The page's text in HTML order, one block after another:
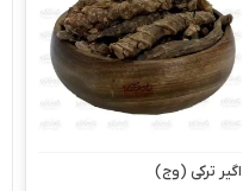
اگیر ترکی (وج)